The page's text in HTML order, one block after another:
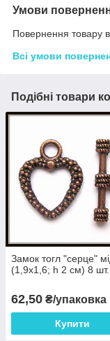
Умови
Повернення товару
Всі умови
Подібні товари
Замок тогл "серце"
(1,9х1,6; h 2 см) 8 шт.
62,50 ₴/упаковка
Купити